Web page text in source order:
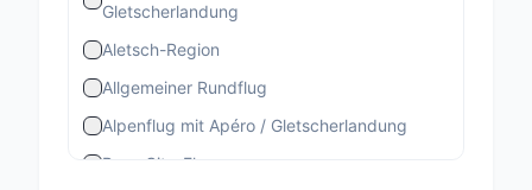
Gletscherlandung
Aletsch-Region
Allgemeiner Rundflug
Alpenflug mit Apéro / Gletscherlandung
Bern-City-Flug